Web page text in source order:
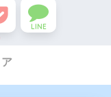
LINE